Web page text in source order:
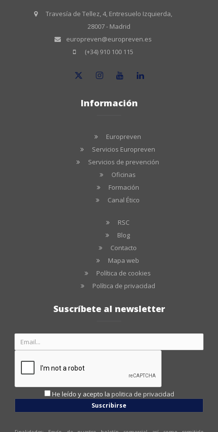
Travesía de Tellez, 4, Entresuelo Izquierda,
28007 - Madrid
europreven@europreven.es
(+34) 910 100 115
Información
Europreven
Servicios Europreven
Servicios de prevención
Oficinas
Formación
Canal Ético
RSC
Blog
Contacto
Mapa web
Política de cookies
Política de privacidad
Suscríbete al newsletter
He leído y acepto la politica de privacidad
Suscribirse